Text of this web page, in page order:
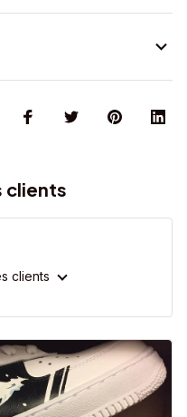
clients
clients